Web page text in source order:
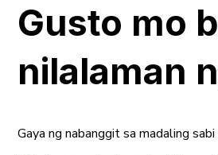
Gusto mo
nilalaman
Gaya ng nabanggit sa madaling